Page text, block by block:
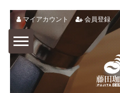
マイアカウント 会員登録